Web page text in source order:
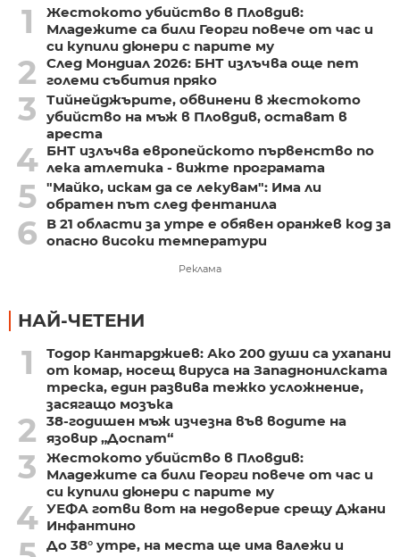
1
Жестокото убийство в Пловдив:
Младежите са били Георги повече от час и
си купили дюнери с парите му
2
След Мондиал 2026: БНТ излъчва още пет
големи събития пряко
3
Тийнейджърите, обвинени в жестокото
убийство на мъж в Пловдив, остават в
ареста
4 БНТ излъчва европейското първенство по
лека атлетика - вижте програмата
5 "Майко, искам да се лекувам": Има ли
обратен път след фентанила
6
В 21 области за утре е обявен оранжев код за
опасно високи температури
Реклама
НАЙ-ЧЕТЕНИ
1
Тодор Кантарджиев: Ако 200 души са ухапани
от комар, носещ вируса на Западнонилската
треска, един развива тежко усложнение,
засягащо мозъка
2
38-годишен мъж изчезна във водите на
язовир „Доспат“
3
Жестокото убийство в Пловдив:
Младежите са били Георги повече от час и
си купили дюнери с парите му
4 УЕФА готви вот на недоверие срещу Джани
Инфантино
До 38° утре, на места ще има валежи и